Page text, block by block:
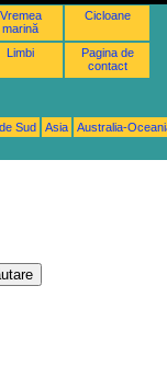
Vremea
marină
Cicloane
Limbi
Pagina de
contact
Sud Asia
Australia-